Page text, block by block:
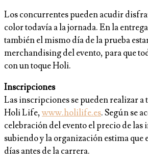
Los concurrentes pueden acudir
color todavía a la jornada. En la
también el mismo día de la prueba
merchandising del evento, para que
con un toque Holi.
Inscripciones
Las inscripciones se pueden realizar a
Holi Life,www.holilife.es. Según se
celebración del evento el precio de
subiendo y la organización estima que
días antes de la carrera.